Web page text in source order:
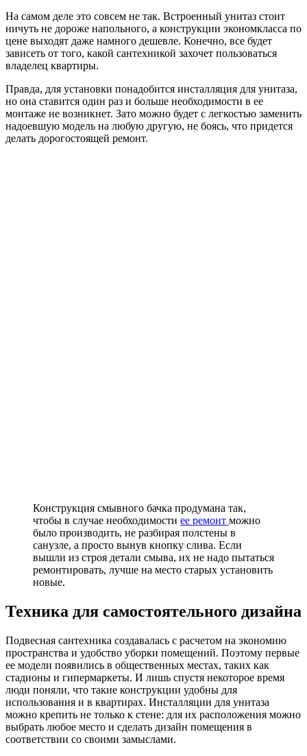
На самом деле это совсем не так. Встроенный унитаз стоит
ничуть не дороже напольного, а конструкции экономкласса по
цене выходят даже намного дешевле. Конечно, все будет
зависеть от того, какой сантехникой захочет пользоваться
владелец квартиры.
Правда, для установки понадобится инсталляция для унитаза,
но она ставится один раз и больше необходимости в ее
монтаже не возникнет. Зато можно будет с легкостью заменить
надоевшую модель на любую другую, не боясь, что придется
делать дорогостоящей ремонт.
Конструкция смывного бачка продумана так,
чтобы в случае необходимости ее ремонт можно
было производить, не разбирая полстены в
санузле, а просто вынув кнопку слива. Если
вышли из строя детали смыва, их не надо пытаться
ремонтировать, лучше на место старых установить
новые.
Техника для самостоятельного дизайна
Подвесная сантехника создавалась с расчетом на экономию
пространства и удобство уборки помещений. Поэтому первые
ее модели появились в общественных местах, таких как
стадионы и гипермаркеты. И лишь спустя некоторое время
люди поняли, что такие конструкции удобны для
использования и в квартирах. Инсталляции для унитаза
можно крепить не только к стене: для их расположения можно
выбрать любое место и сделать дизайн помещения в
соответствии со своими замыслами.